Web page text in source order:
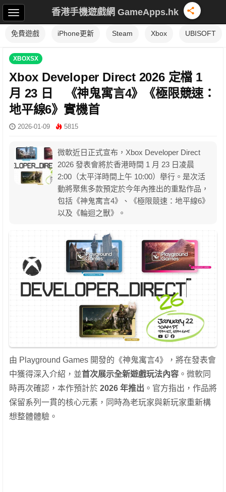
香港手機遊戲網 GameApps.hk
免費遊戲 iPhone更新 Steam Xbox UBISOFT
XBOXSX
Xbox Developer Direct 2026 定檔 1
月 23 日 《神鬼寓言4》《極限競速：
地平線6》實機首
2026-01-09 5815
微軟近日正式宣布，Xbox Developer Direct
2026 發表會將於香港時間 1 月 23 日凌晨
2:00（太平洋時間上午 10:00）舉行。是次活
動將聚焦多款預定於今年內推出的重點作品，
包括《神鬼寓言4》、《極限競速：地平線6》
以及《輪迴之獸》。
由 Playground Games 開發的《神鬼寓言4》，將在發表會
中獲得深入介紹，並首次展示全新遊戲玩法內容 。微軟同
時再次確認，本作預計於 2026 年推出 。官方指出，作品將
保留系列一貫的核心元素，同時為老玩家與新玩家重新構
想整體體驗。